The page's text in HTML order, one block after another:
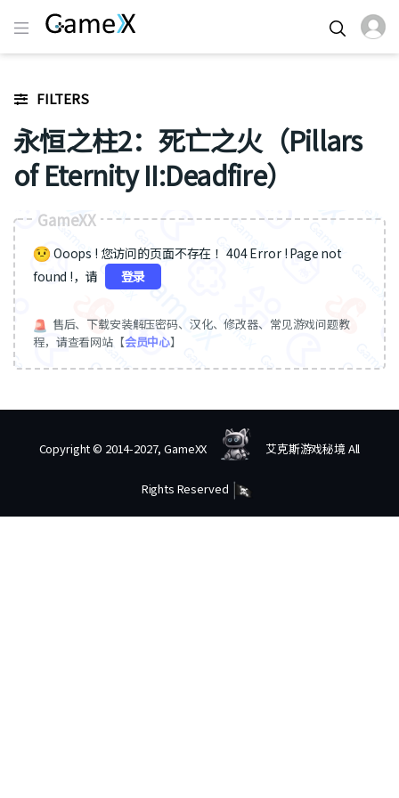
FILTERS
永恒之柱2：死亡之火（Pillars
of Eternity II:Deadfire）
GameXX
Ooops ! 您访问的页面不存在 ！404 Error ! Page not
found !，请
登录
售后、下载安装解压密码、汉化、修改器、常见游戏问题教
程，请查看网站【会员中心】
Copyright © 2014-2027, GameXX 艾克斯游戏秘境 All
Rights Reserved